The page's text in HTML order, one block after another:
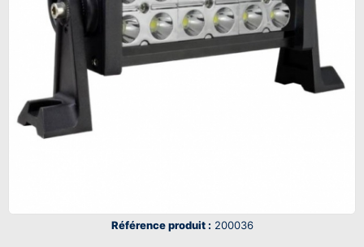
Référence produit : 200036